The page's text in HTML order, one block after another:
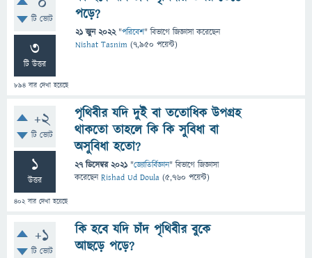
টি ভোট
3
টি উত্তর
894 বার দেখা হয়েছে
পড়ে?
21 জুন 2022 "পরিবেশ" বিভাগে জিজ্ঞাসাকরেছেন
Nishat Tasnim (7,950 পয়েন্ট)
+2
টি ভোট
1
উত্তর
402বার দেখা হয়েছে
পৃথিবীর যদি দুই বা ততোধিক উপগ্রহ
থাকতো তাহলে কি কি সুবিধা বা
অসুবিধা হতো?
27 ডিসেম্বর 2021 "জ্যোতির্বিজ্ঞান" বিভাগে জিজ্ঞাসা
করেছেনRishad Ud Doula (5,760 পয়েন্ট)
+1
টি ভোট
কি হবে যদি চাঁদ পৃথিবীর বুকে
আছড়ে পড়ে?